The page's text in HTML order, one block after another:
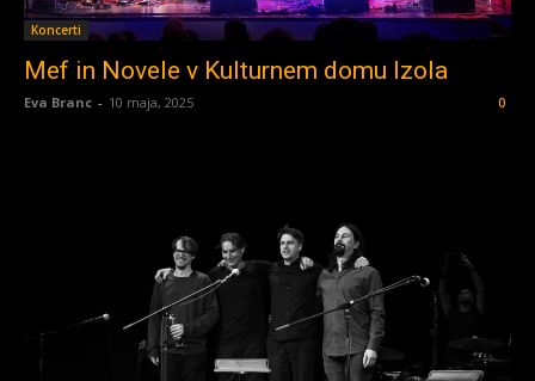
Koncerti
Mef in Novele v Kulturnem domu Izola
Eva Branc - 10 maja, 2025 0